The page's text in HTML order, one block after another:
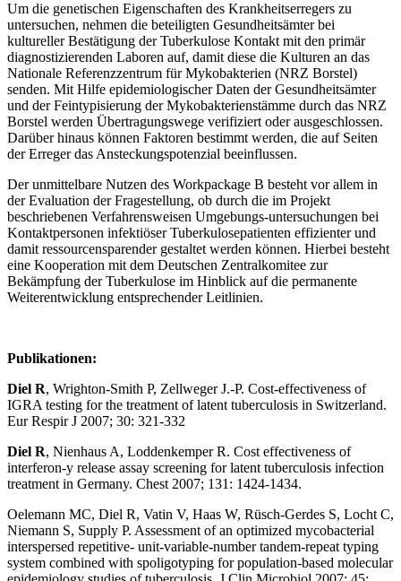
Um die genetischen Eigenschaften des Krankheitserregers zu
untersuchen, nehmen die beteiligten Gesundheitsämter bei
kultureller Bestätigung der Tuberkulose Kontakt mit den primär
diagnostizierenden Laboren auf, damit diese die Kulturen an das
Nationale Referenzzentrum für Mykobakterien (NRZ Borstel)
senden. Mit Hilfe epidemiologischer Daten der Gesundheitsämter
und der Feintypisierung der Mykobakterienstämme durch das NRZ
Borstel werden Übertragungswege verifiziert oder ausgeschlossen.
Darüber hinaus können Faktoren bestimmt werden, die auf Seiten
der Erreger das Ansteckungspotenzial beeinflussen.
Der unmittelbare Nutzen des Workpackage B besteht vor allem in
der Evaluation der Fragestellung, ob durch die im Projekt
beschriebenen Verfahrensweisen Umgebungs-untersuchungen bei
Kontaktpersonen infektiöser Tuberkulosepatienten effizienter und
damit ressourcensparender gestaltet werden können. Hierbei besteht
eine Kooperation mit dem Deutschen Zentralkomitee zur
Bekämpfung der Tuberkulose im Hinblick auf die permanente
Weiterentwicklung entsprechender Leitlinien.
Publikationen:
Diel R, Wrighton-Smith P, Zellweger J.-P. Cost-effectiveness of
IGRA testing for the treatment of latent tuberculosis in Switzerland.
Eur Respir J 2007; 30: 321-332
Diel R, Nienhaus A, Loddenkemper R. Cost effectiveness of
interferon-y release assay screening for latent tuberculosis infection
treatment in Germany. Chest 2007; 131: 1424-1434.
Oelemann MC, Diel R, Vatin V, Haas W, Rüsch-Gerdes S, Locht C,
Niemann S, Supply P. Assessment of an optimized mycobacterial
interspersed repetitive- unit-variable-number tandem-repeat typing
system combined with spoligotyping for population-based molecular